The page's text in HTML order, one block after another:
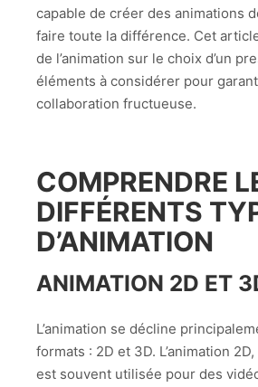
capable de créer des animations
faire toute la différence. Cet
de l’animation sur le choix d’un
éléments à considérer pour
collaboration fructueuse.
COMPRENDRE
DIFFÉRENTS
D’ANIMATION
ANIMATION 2D ET
L’animation se décline
formats : 2D et 3D. L’animation
est souvent utilisée pour des